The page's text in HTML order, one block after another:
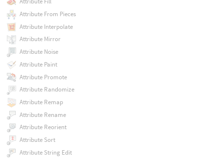
Attribute From Pieces
Attribute Interpolate
Attribute Mirror
Attribute Noise
Attribute Paint
Attribute Promote
Attribute Randomize
Attribute Remap
Attribute Rename
Attribute Reorient
Attribute Sort
Attribute String Edit